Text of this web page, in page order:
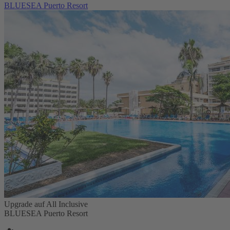
BLUESEA Puerto Resort
Upgrade auf All Inclusive
BLUESEA Puerto Resort